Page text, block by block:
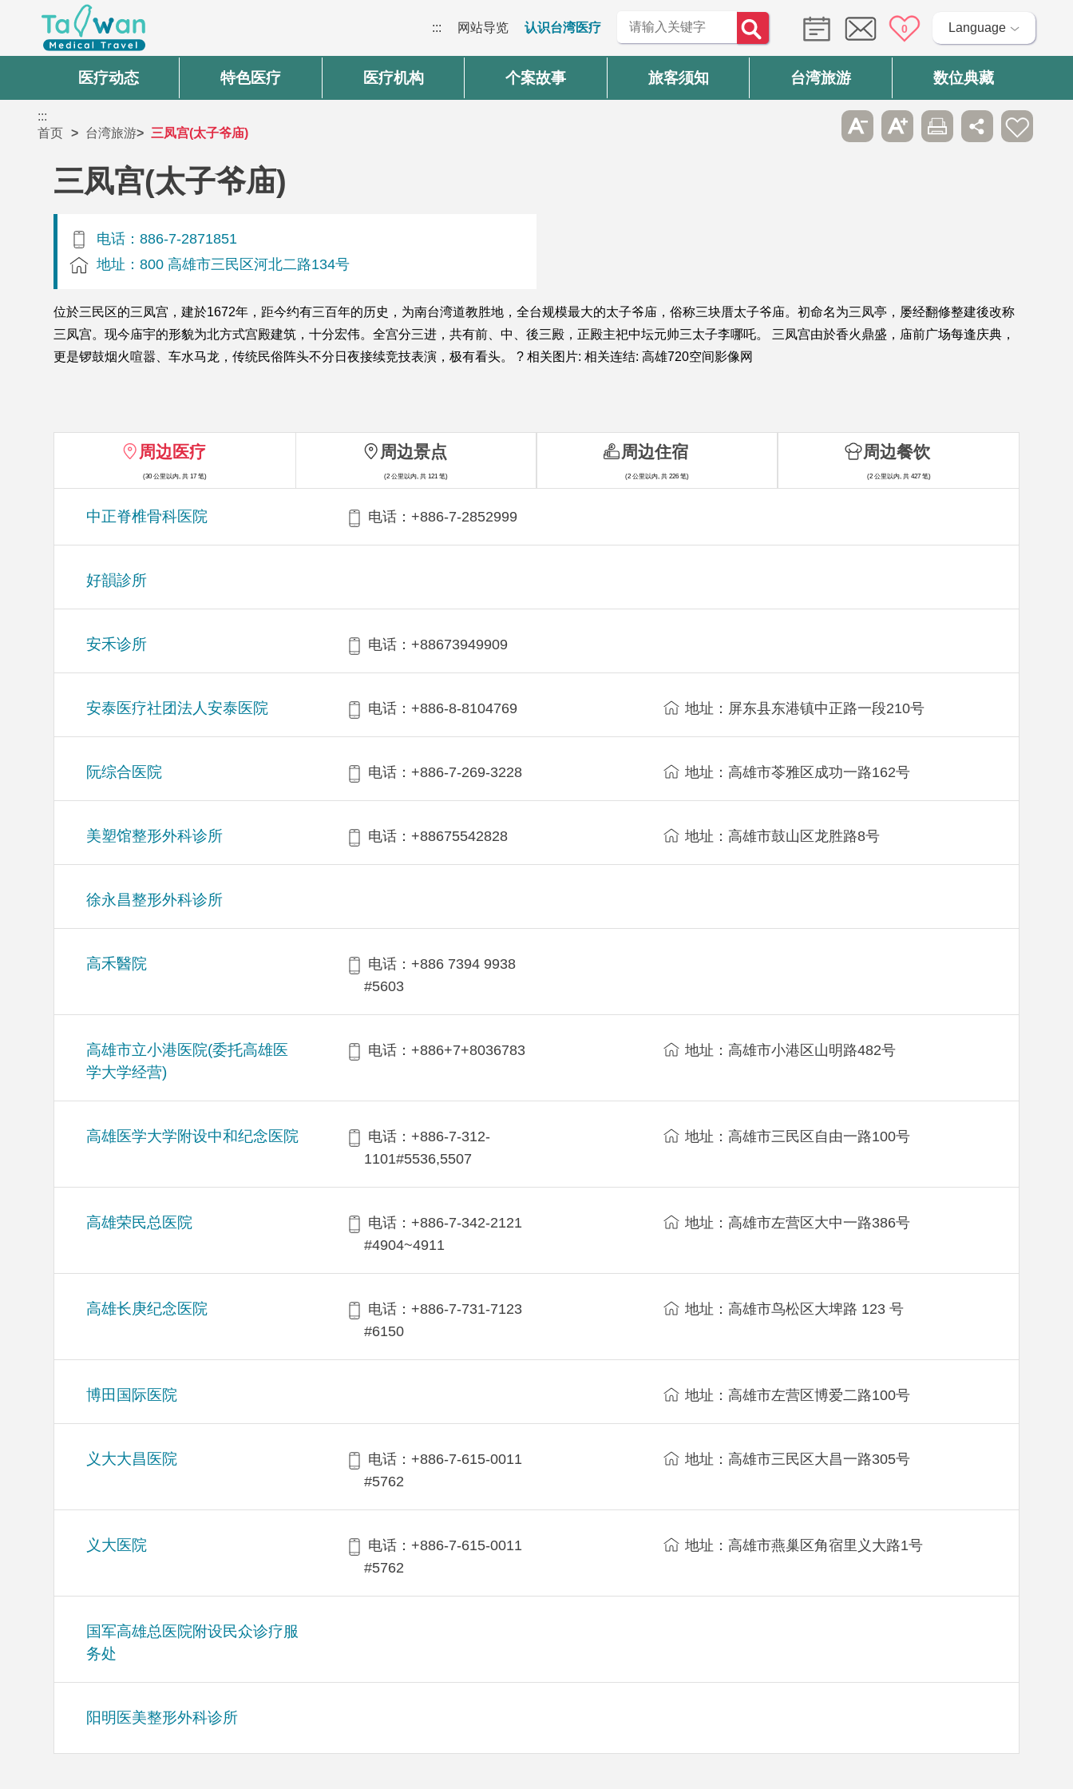
::: 网站导览 认识台湾医疗 0 Language
医疗动态 特色医疗 医疗机构 个案故事 旅客须知 台湾旅游 数位典藏
:::
首页
台湾旅游 三凤宫(太子爷庙)
三凤宫(太子爷庙)
电话：886-7-2871851
地址：800 高雄市三民区河北二路134号
位於三民区的三凤宫，建於1672年，距今约有三百年的历史，为南台湾道教胜地，全台规模最大的太子爷庙，俗称三块厝太子爷庙。初命名为三凤亭，屡经翻修整建後改称
三凤宫。现今庙宇的形貌为北方式宫殿建筑，十分宏伟。全宫分三进，共有前、中、後三殿，正殿主祀中坛元帅三太子李哪吒。 三凤宫由於香火鼎盛，庙前广场每逢庆典，
更是锣鼓烟火喧嚣、车水马龙，传统民俗阵头不分日夜接续竞技表演，极有看头。 ? 相关图片: 相关连结: 高雄720空间影像网
周边医疗
(30 公里以内, 共 17 笔)
中正脊椎骨科医院 电话：+886-7-2852999
好韻診所
安禾诊所 电话：+88673949909
安泰医疗社团法人安泰医院 电话：+886-8-8104769 地址：屏东县东港镇中正路一段210号
阮综合医院 电话：+886-7-269-3228 地址：高雄市苓雅区成功一路162号
美塑馆整形外科诊所 电话：+88675542828 地址：高雄市鼓山区龙胜路8号
徐永昌整形外科诊所
高禾醫院
电话：+886 7394 9938
#5603
高雄市立小港医院(委托高雄医
学大学经营)
电话：+886+7+8036783 地址：高雄市小港区山明路482号
高雄医学大学附设中和纪念医院
电话：+886-7-312-
1101#5536,5507
地址：高雄市三民区自由一路100号
高雄荣民总医院
电话：+886-7-342-2121
#4904~4911
地址：高雄市左营区大中一路386号
高雄长庚纪念医院
电话：+886-7-731-7123
#6150
地址：高雄市鸟松区大埤路 123 号
博田国际医院 地址：高雄市左营区博爱二路100号
义大大昌医院
电话：+886-7-615-0011
#5762
地址：高雄市三民区大昌一路305号
义大医院
电话：+886-7-615-0011
#5762
地址：高雄市燕巢区角宿里义大路1号
国军高雄总医院附设民众诊疗服
务处
阳明医美整形外科诊所
周边景点
(2 公里以内, 共 121 笔)
周边住宿
(2 公里以内, 共 226 笔)
周边餐饮
(2 公里以内, 共 427 笔)